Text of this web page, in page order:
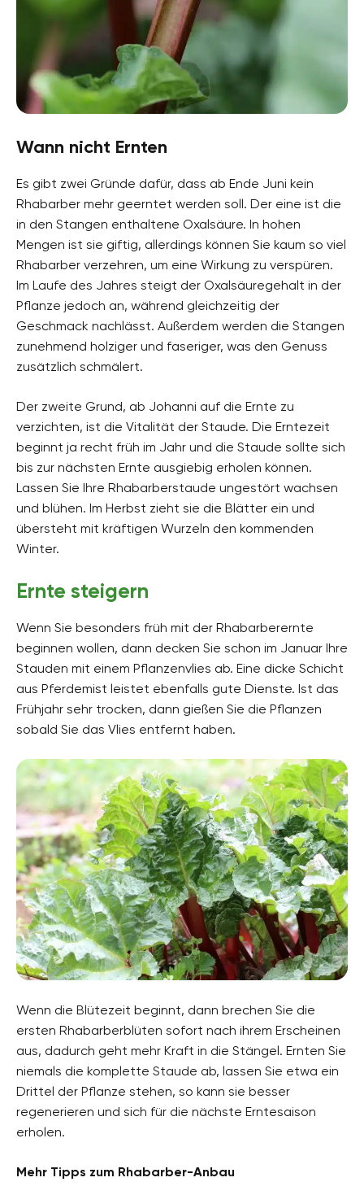
Wann nicht Ernten
Es gibt zwei Gründe dafür, dass ab Ende Juni kein
Rhabarber mehr geerntet werden soll. Der eine ist die
in den Stangen enthaltene Oxalsäure. In hohen
Mengen ist sie giftig, allerdings können Sie kaum so viel
Rhabarber verzehren, um eine Wirkung zu verspüren.
Im Laufe des Jahres steigt der Oxalsäuregehalt in der
Pflanze jedoch an, während gleichzeitig der
Geschmack nachlässt. Außerdem werden die Stangen
zunehmend holziger und faseriger, was den Genuss
zusätzlich schmälert.
Der zweite Grund, ab Johanni auf die Ernte zu
verzichten, ist die Vitalität der Staude. Die Erntezeit
beginnt ja recht früh im Jahr und die Staude sollte sich
bis zur nächsten Ernte ausgiebig erholen können.
Lassen Sie Ihre Rhabarberstaude ungestört wachsen
und blühen. Im Herbst zieht sie die Blätter ein und
übersteht mit kräftigen Wurzeln den kommenden
Winter.
Ernte steigern
Wenn Sie besonders früh mit der Rhabarberernte
beginnen wollen, dann decken Sie schon im Januar Ihre
Stauden mit einem Pflanzenvlies ab. Eine dicke Schicht
aus Pferdemist leistet ebenfalls gute Dienste. Ist das
Frühjahr sehr trocken, dann gießen Sie die Pflanzen
sobald Sie das Vlies entfernt haben.
Wenn die Blütezeit beginnt, dann brechen Sie die
ersten Rhabarberblüten sofort nach ihrem Erscheinen
aus, dadurch geht mehr Kraft in die Stängel. Ernten Sie
niemals die komplette Staude ab, lassen Sie etwa ein
Drittel der Pflanze stehen, so kann sie besser
regenerieren und sich für die nächste Erntesaison
erholen.
Mehr Tipps zum Rhabarber-Anbau